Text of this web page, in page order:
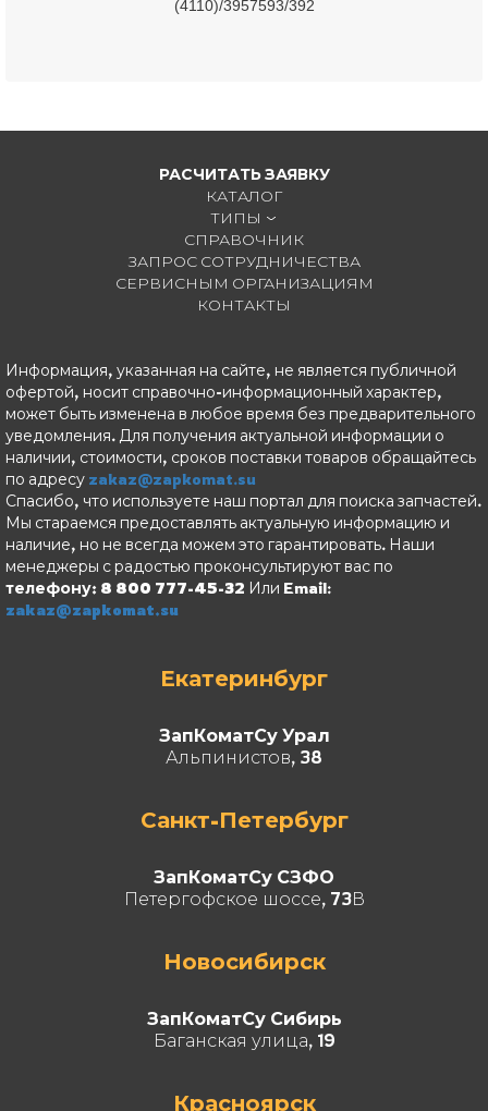
(4110)/3957593/392
РАСЧИТАТЬ ЗАЯВКУ
КАТАЛОГ
ТИПЫ
СПРАВОЧНИК
ЗАПРОС СОТРУДНИЧЕСТВА
СЕРВИСНЫМ ОРГАНИЗАЦИЯМ
КОНТАКТЫ
Информация, указанная на сайте, не является публичной
офертой, носит справочно-информационный характер,
может быть изменена в любое время без предварительного
уведомления. Для получения актуальной информации о
наличии, стоимости, сроков поставки товаров обращайтесь
по адресу zakaz@zapkomat.su
Спасибо, что используете наш портал для поиска запчастей.
Мы стараемся предоставлять актуальную информацию и
наличие, но не всегда можем это гарантировать. Наши
менеджеры с радостью проконсультируют вас по
телефону: 8 800 777-45-32 Или Email:
zakaz@zapkomat.su
Екатеринбург
ЗапКоматСу Урал
Альпинистов, 38
Санкт-Петербург
ЗапКоматСу СЗФО
Петергофское шоссе, 73В
Новосибирск
ЗапКоматСу Сибирь
Баганская улица, 19
Красноярск